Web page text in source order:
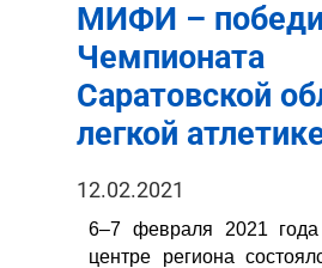
МИФИ –
Чемпионата
Саратовской
легкой
12.02.2021
6–7 февраля 2021
центре региона